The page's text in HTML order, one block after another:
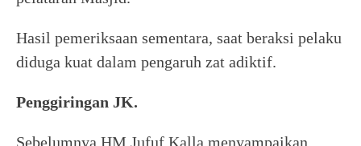
Hasil pemeriksaan sementara, saat beraksi pelaku
diduga kuat dalam pengaruh zat adiktif.
Penggiringan JK.
Sebelumnya HM Jufuf Kalla menyampaikan